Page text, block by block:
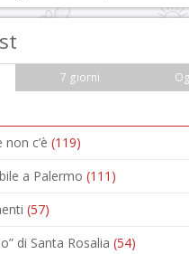
7 giorni
non c’è (119)
a Palermo (111)
(57)
di Santa Rosalia (54)